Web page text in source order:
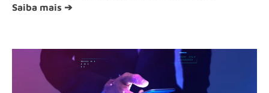
Saiba mais ➔